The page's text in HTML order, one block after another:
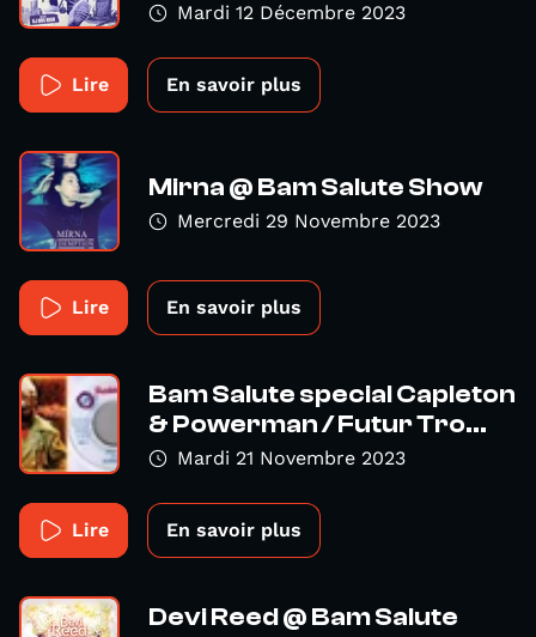
Mardi 12 Décembre 2023
Lire En savoir plus
Mirna @ Bam Salute Show
Mercredi 29 Novembre 2023
Lire En savoir plus
Bam Salute special Capleton
& Powerman / Futur Tro...
Mardi 21 Novembre 2023
Lire En savoir plus
Devi Reed @ Bam Salute